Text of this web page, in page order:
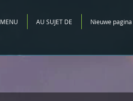
MENU AU SUJET DE Nieuwe pagina